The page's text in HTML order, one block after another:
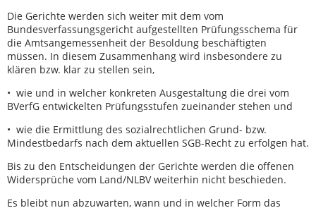
Die Gerichte werden sich weiter mit dem vom
Bundesverfassungsgericht aufgestellten Prüfungsschema für
die Amtsangemessenheit der Besoldung beschäftigten
müssen. In diesem Zusammenhang wird insbesondere zu
klären bzw. klar zu stellen sein,
• wie und in welcher konkreten Ausgestaltung die drei vom
BVerfG entwickelten Prüfungsstufen zueinander stehen und
• wie die Ermittlung des sozialrechtlichen Grund- bzw.
Mindestbedarfs nach dem aktuellen SGB-Recht zu erfolgen hat.
Bis zu den Entscheidungen der Gerichte werden die offenen
Widersprüche vom Land/NLBV weiterhin nicht beschieden.
Es bleibt nun abzuwarten, wann und in welcher Form das